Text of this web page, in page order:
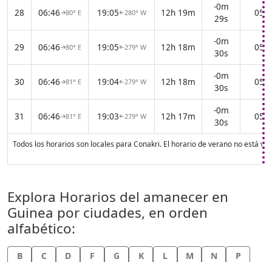
28 06:46↑80° E 19:05↑280° W 12h 19m
-0m
29s
29 06:46↑80° E 19:05↑279° W 12h 18m
-0m
30s
30 06:46↑81° E 19:04↑279° W 12h 18m
-0m
30s
31 06:46↑81° E 19:03↑279° W 12h 17m
-0m
30s
Todos los horarios son locales para Conakri. El horario de verano no está
Explora Horarios del amanecer en
Guinea por ciudades, en orden
alfabético:
B C D F G K L M N
P